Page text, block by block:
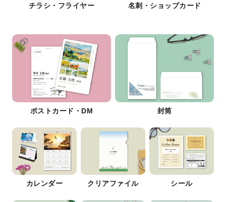
チラシ・フライヤー 名刺・ショップカード
ポストカード・DM 封筒
カレンダー クリアファイル シール